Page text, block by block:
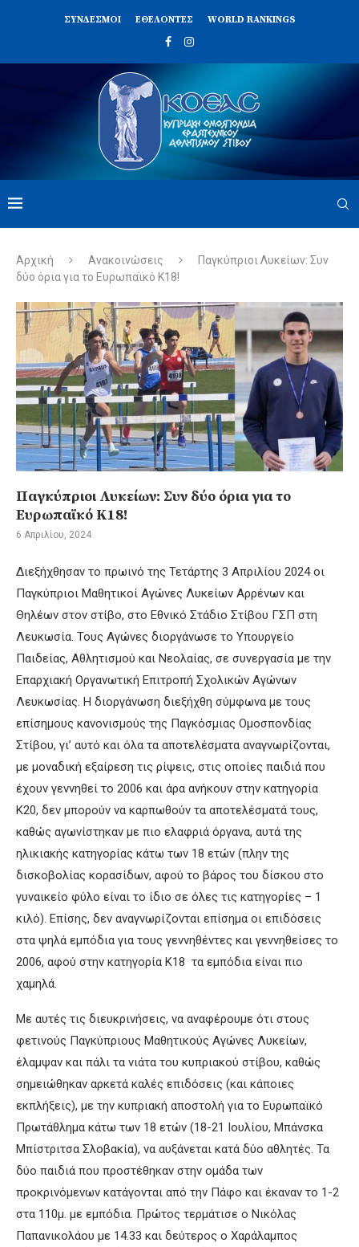
ΣΥΝΔΈΣΜΟΙ ΕΘΕΛΟΝΤΈΣ WORLD RANKINGS
Αρχική Ανακοινώσεις
Παγκύπριοι Λυκείων: Συν
δύο όρια για το Ευρωπαϊκό Κ18!
Παγκύπριοι Λυκείων: Συν δύο όρια για το
Ευρωπαϊκό Κ18!
6 Απριλίου, 2024
Διεξήχθησαν το πρωινό της Τετάρτης 3 Απριλίου 2024 οι
Παγκύπριοι Μαθητικοί Αγώνες Λυκείων Αρρένων και
Θηλέων στον στίβο, στο Εθνικό Στάδιο Στίβου ΓΣΠ στη
Λευκωσία. Τους Αγώνες διοργάνωσε το Υπουργείο
Παιδείας, Αθλητισμού και Νεολαίας, σε συνεργασία με την
Επαρχιακή Οργανωτική Επιτροπή Σχολικών Αγώνων
Λευκωσίας. Η διοργάνωση διεξήχθη σύμφωνα με τους
επίσημους κανονισμούς της Παγκόσμιας Ομοσπονδίας
Στίβου, γι’ αυτό και όλα τα αποτελέσματα αναγνωρίζονται,
με μοναδική εξαίρεση τις ρίψεις, στις οποίες παιδιά που
έχουν γεννηθεί το 2006 και άρα ανήκουν στην κατηγορία
Κ20, δεν μπορούν να καρπωθούν τα αποτελέσματά τους,
καθώς αγωνίστηκαν με πιο ελαφριά όργανα, αυτά της
ηλικιακής κατηγορίας κάτω των 18 ετών (πλην της
δισκοβολίας κορασίδων, αφού το βάρος του δίσκου στο
γυναικείο φύλο είναι το ίδιο σε όλες τις κατηγορίες – 1
κιλό). Επίσης, δεν αναγνωρίζονται επίσημα οι επιδόσεις
στα ψηλά εμπόδια για τους γεννηθέντες και γεννηθείσες το
2006, αφού στην κατηγορία Κ18 τα εμπόδια είναι πιο
χαμηλά.
Με αυτές τις διευκρινήσεις, να αναφέρουμε ότι στους
φετινούς Παγκύπριους Μαθητικούς Αγώνες Λυκείων,
έλαμψαν και πάλι τα νιάτα του κυπριακού στίβου, καθώς
σημειώθηκαν αρκετά καλές επιδόσεις (και κάποιες
εκπλήξεις), με την κυπριακή αποστολή για το Ευρωπαϊκό
Πρωτάθλημα κάτω των 18 ετών (18-21 Ιουλίου, Μπάνσκα
Μπίστριτσα Σλοβακία), να αυξάνεται κατά δύο αθλητές. Τα
δύο παιδιά που προστέθηκαν στην ομάδα των
προκρινόμενων κατάγονται από την Πάφο και έκαναν το 1-2
στα 110μ. με εμπόδια. Πρώτος τερμάτισε ο Νικόλας
Παπανικολάου με 14.33 και δεύτερος ο Χαράλαμπος